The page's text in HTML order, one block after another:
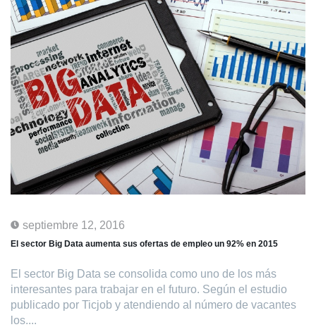
septiembre 12, 2016
El sector Big Data aumenta sus ofertas de empleo un 92% en 2015
El sector Big Data se consolida como uno de los más
interesantes para trabajar en el futuro. Según el estudio
publicado por Ticjob y atendiendo al número de vacantes
los....